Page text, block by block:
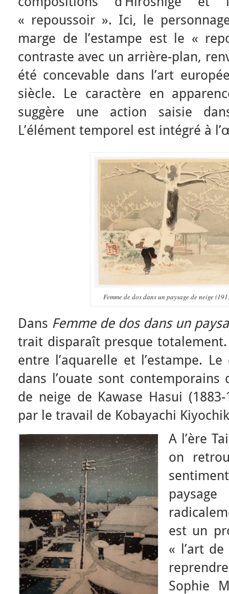
« repoussoir ». Ici, le
marge de l’estampe est le «
contraste avec un arrière-plan,
été concevable dans l’art
siècle. Le caractère en
suggère une action saisie
L’élément temporel est intégré à
Femme de dos dans un paysage de neige
Dans Femme de dos dans un
trait disparaît presque
entre l’aquarelle et l’estampe.
dans l’ouate sont contemporains
de neige de Kawase Hasui
par le travail de Kobayachi
A l’ère
on
est un
« l’art
Sophie